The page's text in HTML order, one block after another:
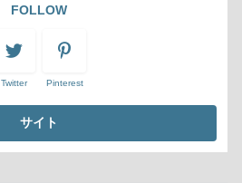
FOLLOW
Twitter Pinterest